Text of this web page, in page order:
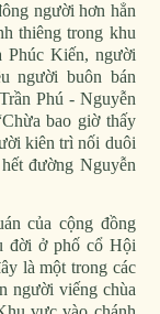
người hơn hẳn
thiêng trong khu
Phúc Kiến, người
người buôn bán
Phú - Nguyễn
bao giờ thấy
kiên trì nối duôi
đường Nguyễn
của cộng đồng
đời ở phố cổ Hội
là một trong các
người viếng chùa